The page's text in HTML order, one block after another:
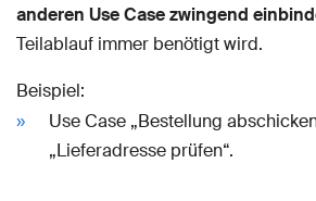
anderen Use Case zwingend
Teilablauf immer benötigt wird.
Beispiel:
Use Case „Bestellung
„Lieferadresse prüfen“.